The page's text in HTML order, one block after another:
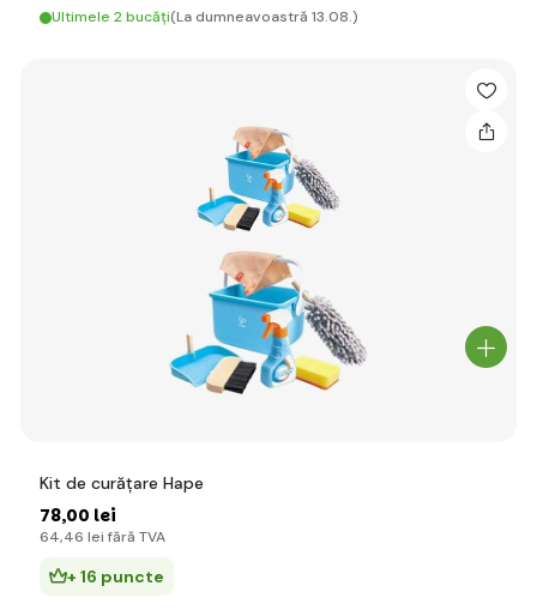
Ultimele 2 bucăți(La dumneavoastră 13.08.)
Kit de curățare Hape
78,00 lei
64,46 lei fără TVA
+ 16 puncte